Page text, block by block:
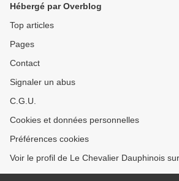
Hébergé par Overblog
Top articles
Pages
Contact
Signaler un abus
C.G.U.
Cookies et données personnelles
Préférences cookies
Voir le profil de Le Chevalier Dauphinois